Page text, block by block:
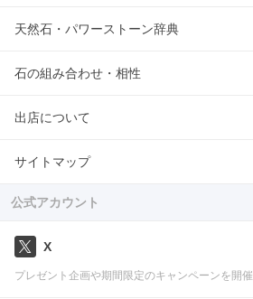
天然石・パワーストーン辞典
石の組み合わせ・相性
出店について
サイトマップ
公式アカウント
X
プレゼント企画や期間限定のキャンペーンを開催